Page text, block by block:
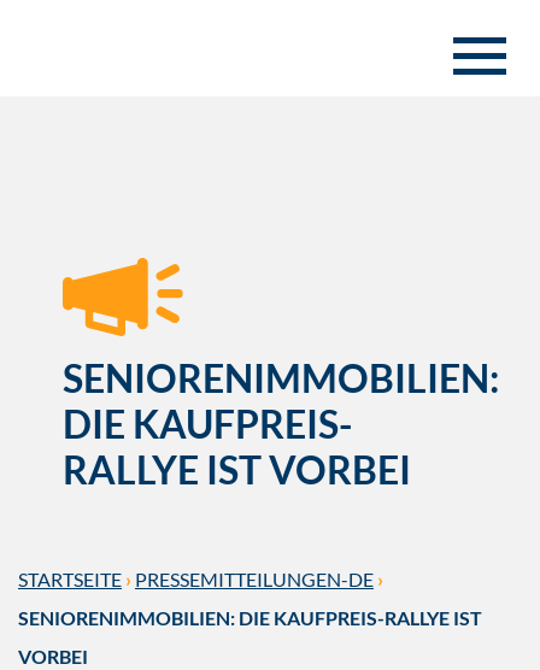
SENIORENIMMOBILIEN:
DIE KAUFPREIS-
RALLYE IST VORBEI
STARTSEITE › PRESSEMITTEILUNGEN-DE ›
SENIORENIMMOBILIEN: DIE KAUFPREIS-RALLYE IST
VORBEI